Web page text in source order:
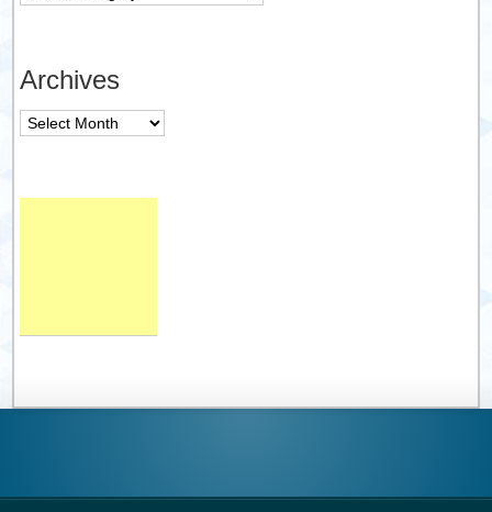
Archives
Archives